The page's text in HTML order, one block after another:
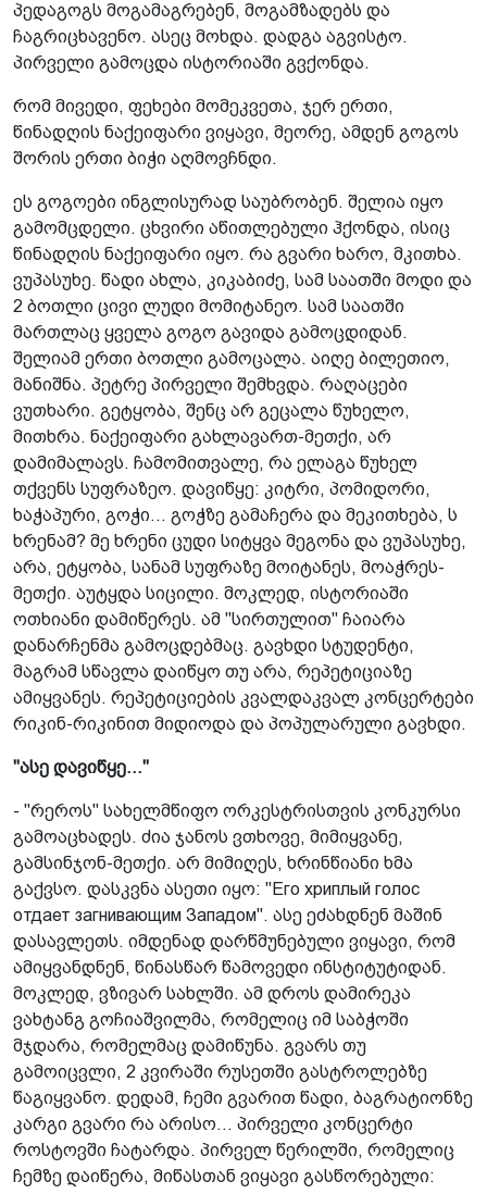
პედაგოგს მოგამაგრებენ, მოგამზადებს და
ჩაგრიცხავენო. ასეც მოხდა. დადგა აგვისტო.
პირველი გამოცდა ისტორიაში გვქონდა.
რომ მივედი, ფეხები მომეკვეთა, ჯერ ერთი,
წინადღის ნაქეიფარი ვიყავი, მეორე, ამდენ გოგოს
შორის ერთი ბიჭი აღმოვჩნდი.
ეს გოგოები ინგლისურად საუბრობენ. შელია იყო
გამომცდელი. ცხვირი აწითლებული ჰქონდა, ისიც
წინადღის ნაქეიფარი იყო. რა გვარი ხარო, მკითხა.
ვუპასუხე. წადი ახლა, კიკაბიძე, სამ საათში მოდი და
2 ბოთლი ცივი ლუდი მომიტანეო. სამ საათში
მართლაც ყველა გოგო გავიდა გამოცდიდან.
შელიამ ერთი ბოთლი გამოცალა. აიღე ბილეთიო,
მანიშნა. პეტრე პირველი შემხვდა. რაღაცები
ვუთხარი. გეტყობა, შენც არ გეცალა წუხელო,
მითხრა. ნაქეიფარი გახლავართ-მეთქი, არ
დამიმალავს. ჩამომითვალე, რა ელაგა წუხელ
თქვენს სუფრაზეო. დავიწყე: კიტრი, პომიდორი,
ხაჭაპური, გოჭი... გოჭზე გამაჩერა და მეკითხება, ს
ხრენამ? მე ხრენი ცუდი სიტყვა მეგონა და ვუპასუხე,
არა, ეტყობა, სანამ სუფრაზე მოიტანეს, მოაჭრეს-
მეთქი. აუტყდა სიცილი. მოკლედ, ისტორიაში
ოთხიანი დამიწერეს. ამ "სირთულით" ჩაიარა
დანარჩენმა გამოცდებმაც. გავხდი სტუდენტი,
მაგრამ სწავლა დაიწყო თუ არა, რეპეტიციაზე
ამიყვანეს. რეპეტიციების კვალდაკვალ კონცერტები
რიკინ-რიკინით მიდიოდა და პოპულარული გავხდი.
"ასე დავიწყე..."
- "რეროს" სახელმწიფო ორკესტრისთვის კონკურსი
გამოაცხადეს. ძია ჯანოს ვთხოვე, მიმიყვანე,
გამსინჯონ-მეთქი. არ მიმიღეს, ხრინწიანი ხმა
გაქვსო. დასკვნა ასეთი იყო: "Его хриплый голос
отдает загнивающим Западом". ასე ეძახდნენ მაშინ
დასავლეთს. იმდენად დარწმუნებული ვიყავი, რომ
ამიყვანდნენ, წინასწარ წამოვედი ინსტიტუტიდან.
მოკლედ, ვზივარ სახლში. ამ დროს დამირეკა
ვახტანგ გოჩიაშვილმა, რომელიც იმ საბჭოში
მჯდარა, რომელმაც დამიწუნა. გვარს თუ
გამოიცვლი, 2 კვირაში რუსეთში გასტროლებზე
წაგიყვანო. დედამ, ჩემი გვარით წადი, ბაგრატიონზე
კარგი გვარი რა არისო... პირველი კონცერტი
როსტოვში ჩატარდა. პირველ წერილში, რომელიც
ჩემზე დაიწერა, მიწასთან ვიყავი გასწორებული: